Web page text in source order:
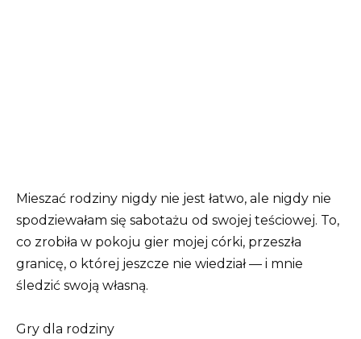
Mieszać rodziny nigdy nie jest łatwo, ale nigdy nie
spodziewałam się sabotażu od swojej teściowej. To,
co zrobiła w pokoju gier mojej córki, przeszła
granicę, o której jeszcze nie wiedział — i mnie
śledzić swoją własną.
Gry dla rodziny